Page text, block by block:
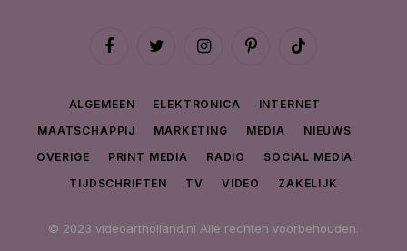
FacebookTwitter InstagramPinterestTikTok
ALGEMEEN ELEKTRONICA
INTERNET
MAATSCHAPPIJ
MARKETING MEDIA
NIEUWS
OVERIGE
PRINT MEDIA RADIO
SOCIAL MEDIA
TIJDSCHRIFTEN
TV VIDEO ZAKELIJK
© 2023 videoartholland.nl Alle rechten voorbehouden.